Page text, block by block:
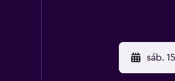
sáb.